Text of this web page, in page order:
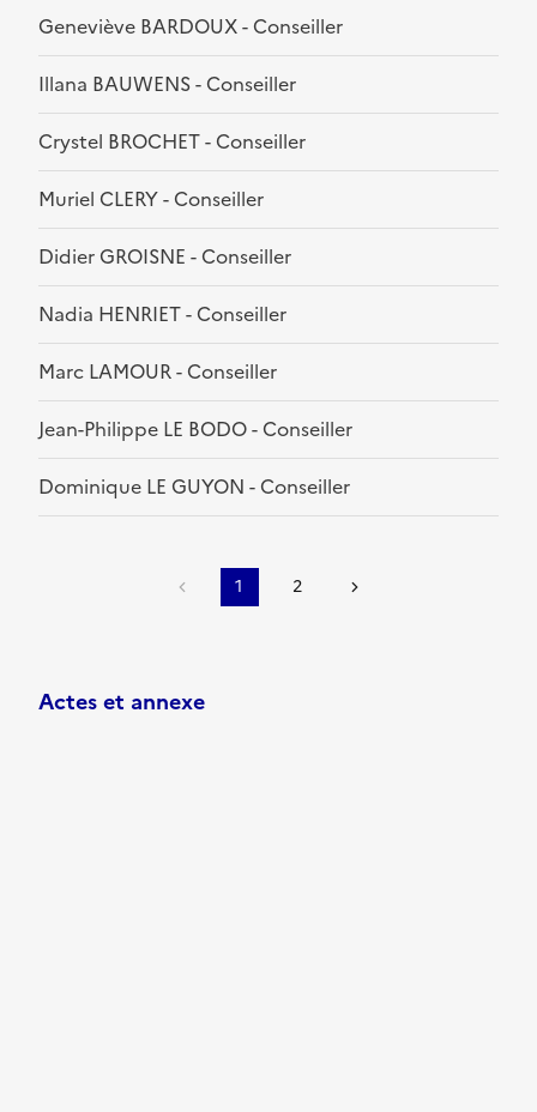
Geneviève BARDOUX - Conseiller
Illana BAUWENS - Conseiller
Crystel BROCHET - Conseiller
Muriel CLERY - Conseiller
Didier GROISNE - Conseiller
Nadia HENRIET - Conseiller
Marc LAMOUR - Conseiller
Jean-Philippe LE BODO - Conseiller
Dominique LE GUYON - Conseiller
1 2
Actes et annexe